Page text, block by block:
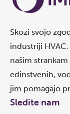
Skozi svojo
industriji
našim
edinstvenih,
jim pomagajo
Sledite nam